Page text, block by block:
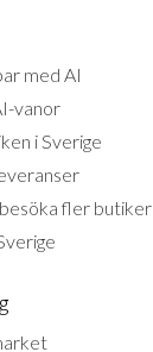
med AI
vanor
i Sverige
fler butiker